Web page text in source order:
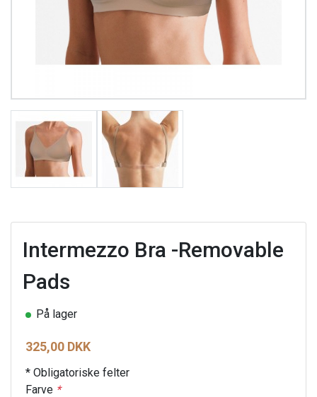
Intermezzo Bra -Removable
Pads
På lager
325,00 DKK
* Obligatoriske felter
Farve *